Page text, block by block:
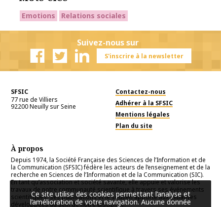
Emotions Relations sociales
Suivez-nous sur
S'inscrire à la newsletter
SFSIC
77 rue de Villiers
92200Neuilly sur Seine
Contactez-nous
Adhérer à la SFSIC
Mentions légales
Plan du site
À propos
Depuis 1974, la Société Française des Sciences de l’Information et de
la Communication (SFSIC) fédère les acteurs de l’enseignement et de la
recherche en Sciences de l’Information et de la Communication (SIC).
En tant qu’association et société savante, elle appuie et valorise les
travaux de notre communauté scientifique à travers ses événements
scientifiques, ses publications et le soutien apporté aux initiatives
développées au sein de notre discipline.
Ce site utilise des cookies permettant l’analyse et
l’amélioration de votre navigation. Aucune donnée